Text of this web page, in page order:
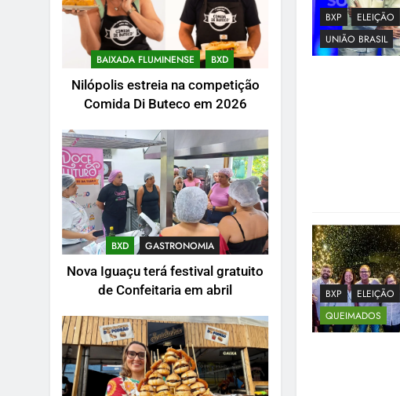
BAIXADA FLUMINENSE BXD
Nilópolis estreia na competição
Comida Di Buteco em 2026
BXD GASTRONOMIA
Nova Iguaçu terá festival gratuito
de Confeitaria em abril
BXP
ELEIÇÃO
UNIÃO BRASIL
BXP
ELEIÇÃO
QUEIMADOS